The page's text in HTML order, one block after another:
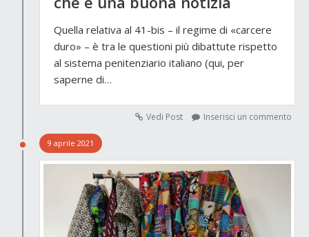
Quella relativa al 41-bis – il regime di «carcere
duro» – è tra le questioni più dibattute rispetto
al sistema penitenziario italiano (qui, per
saperne di…
Vedi Post Inserisci un commento
9 aprile 2021